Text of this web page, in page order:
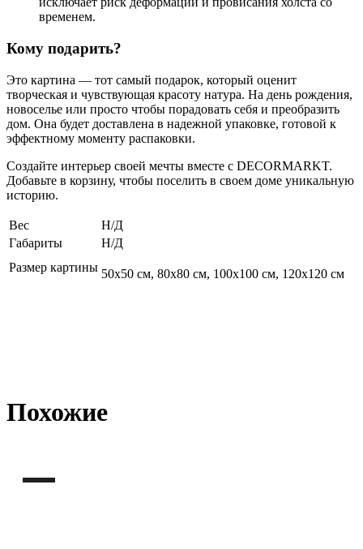
временем.
Кому подарить?
Это картина — тот самый подарок, который оценит
творческая и чувствующая красоту натура. На день рождения,
новоселье или просто чтобы порадовать себя и преобразить
дом. Она будет доставлена в надежной упаковке, готовой к
эффектному моменту распаковки.
Создайте интерьер своей мечты вместе с DECORMARKT.
Добавьте в корзину, чтобы поселить в своем доме уникальную
историю.
Вес
Н/Д
Габариты
Н/Д
Размер картины 50х50 см, 80х80 см, 100х100 см, 120х120 см
Похожие